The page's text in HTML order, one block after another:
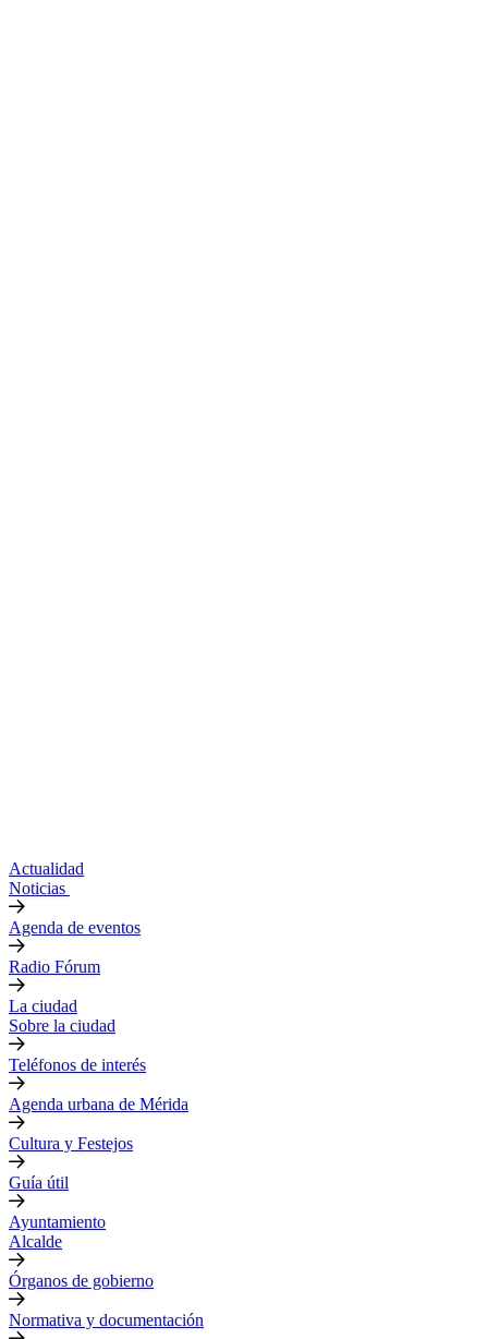
Actualidad
Noticias
Agenda de eventos
Radio Fórum
La ciudad
Sobre la ciudad
Teléfonos de interés
Agenda urbana de Mérida
Cultura y Festejos
Guía útil
Ayuntamiento
Alcalde
Órganos de gobierno
Normativa y documentación